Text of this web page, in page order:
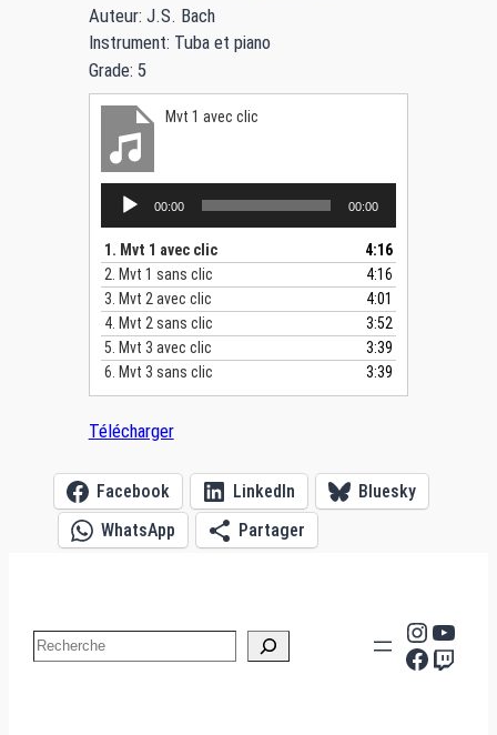
Auteur: J.S. Bach
Instrument: Tuba et piano
Grade: 5
Mvt 1 avec clic
t
e
u
r
a
u
i
00:00 00:00
1. Mvt 1 avec clic
4:16
2. Mvt 1 sans clic
4:16
3. Mvt 2 avec clic
4:01
4. Mvt 2 sans clic
3:52
5. Mvt 3 avec clic
3:39
6. Mvt 3 sans clic 3:39
Télécharger
Facebook LinkedIn
Bluesky
WhatsApp
Partager
Search